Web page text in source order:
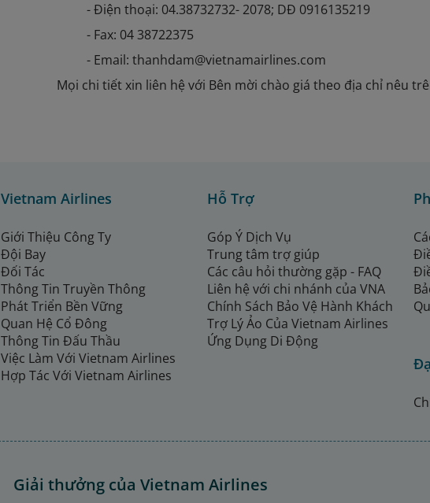
- Điện thoại: 04.38732732- 2078; DĐ 0916135219
- Fax: 04 38722375
- Email: thanhdam@vietnamairlines.com
Mọi chi tiết xin liên hệ với Bên mời chào giá theo địa chỉ nêu
Vietnam Airlines
Giới Thiệu Công Ty
Đội Bay
Đối Tác
Thông Tin Truyền Thông
Phát Triển Bền Vững
Quan Hệ Cổ Đông
Thông Tin Đấu Thầu
Việc Làm Với Vietnam Airlines
Hợp Tác Với Vietnam Airlines
Hỗ Trợ
Góp Ý Dịch Vụ
Trung tâm trợ giúp
Các câu hỏi thường gặp - FAQ
Liên hệ với chi nhánh của VNA
Chính Sách Bảo Vệ Hành Khách
Trợ Lý Ảo Của Vietnam Airlines
Ứng Dụng Di Động
Giải thưởng của Vietnam Airlines